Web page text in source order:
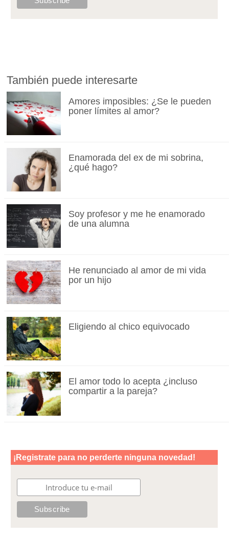
También puede interesarte
Amores imposibles: ¿Se le pueden
poner límites al amor?
Enamorada del ex de mi sobrina,
¿qué hago?
Soy profesor y me he enamorado
de una alumna
He renunciado al amor de mi vida
por un hijo
Eligiendo al chico equivocado
El amor todo lo acepta ¿incluso
compartir a la pareja?